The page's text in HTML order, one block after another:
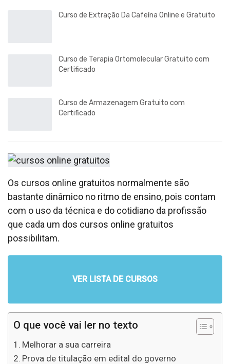
Curso de Extração Da Cafeína Online e Gratuito
Curso de Terapia Ortomolecular Gratuito com
Certificado
Curso de Armazenagem Gratuito com
Certificado
Os cursos online gratuitos normalmente são
bastante dinâmico no ritmo de ensino, pois contam
com o uso da técnica e do cotidiano da profissão
que cada um dos cursos online gratuitos
possibilitam.
VER LISTA DE CURSOS
O que você vai ler no texto
Melhorar a sua carreira
Prova de titulação em edital do governo